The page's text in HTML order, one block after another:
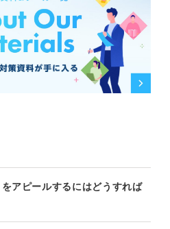
アピールするにはどうすれば